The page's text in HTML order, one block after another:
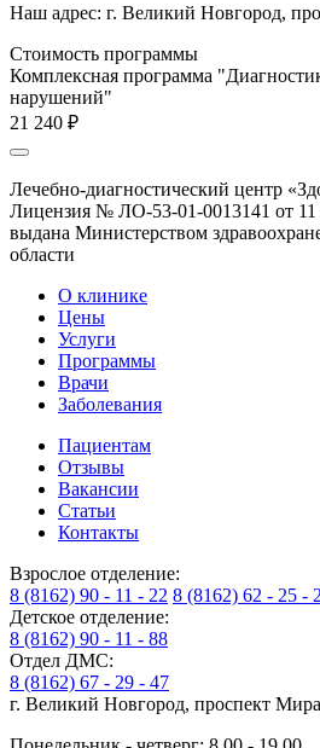
Наш адрес: г. Великий Новгород,
Стоимость программы
Комплексная программа
нарушений"
21 240 ₽
Лечебно-диагностический центр
Лицензия № ЛО-53-01-0013141 от 11
выдана Министерством
области
О клинике
Цены
Услуги
Программы
Врачи
Заболевания
Пациентам
Отзывы
Вакансии
Статьи
Контакты
Взрослое отделение:
8 (8162) 90 - 11 - 22 8 (8162) 62 - 25 -
Детское отделение:
8 (8162) 90 - 11 - 88
Отдел ДМС:
8 (8162) 67 - 29 - 47
г. Великий Новгород, проспект